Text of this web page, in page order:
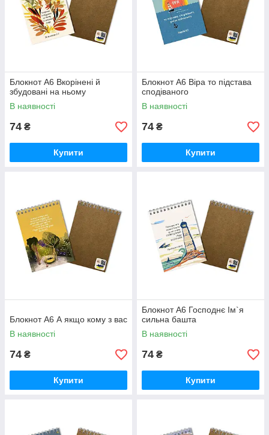
Блокнот А6 Вкорінені й
збудовані на ньому
В наявності
74 ₴
Купити
Блокнот А6 Віра то підстава
сподіваного
В наявності
74 ₴
Купити
Блокнот А6 А якщо кому з вас
В наявності
74 ₴
Купити
Блокнот А6 Господнє Ім`я
сильна башта
В наявності
74 ₴
Купити